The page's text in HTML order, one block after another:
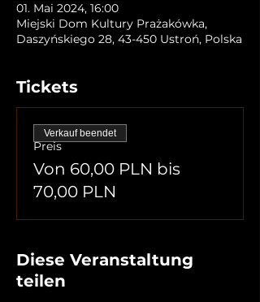
01. Mai 2024, 16:00
Miejski Dom Kultury Prażakówka,
Daszyńskiego 28, 43-450 Ustroń, Polska
Tickets
Preis
Von 60,00 PLN bis
70,00 PLN
Verkauf beendet
Diese Veranstaltung
teilen